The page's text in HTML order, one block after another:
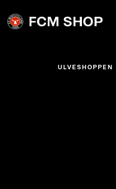
ULVESHOPPEN